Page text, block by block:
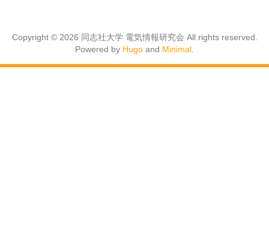
Copyright © 2026 同志社大学 電気情報研究会 All rights reserved.
Powered by Hugo and Minimal